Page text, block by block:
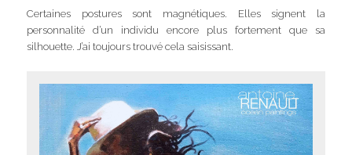
Certaines postures sont magnétiques. Elles signent la
personnalité d’un individu encore plus fortement que sa
silhouette. J’ai toujours trouvé cela saisissant.